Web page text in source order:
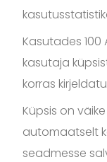
Kasutades
kasutaja
korras
Küpsis on
automaatselt
seadmesse